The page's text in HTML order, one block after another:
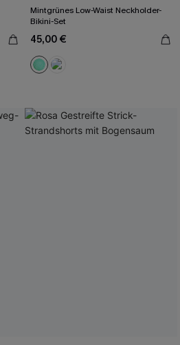
Mintgrünes Low-Waist Neckholder-
Bikini-Set
45,00 €